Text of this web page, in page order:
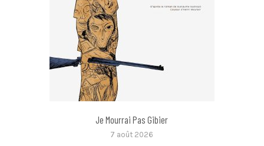
Je Mourrai Pas Gibier
7 août 2026